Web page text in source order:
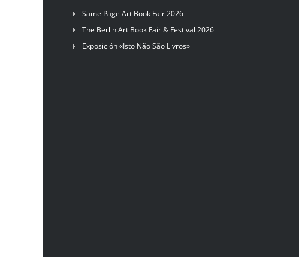
Same Page Art Book Fair 2026
The Berlin Art Book Fair & Festival 2026
Exposición «Isto Não São Livros»